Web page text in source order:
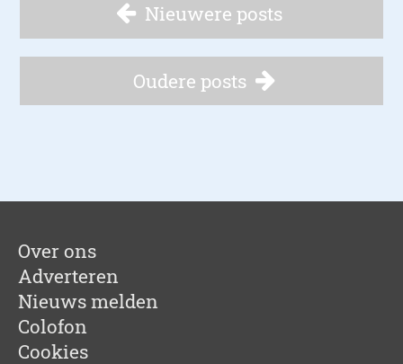
Nieuwere posts
Oudere posts
Over ons
Adverteren
Nieuws melden
Colofon
Cookies